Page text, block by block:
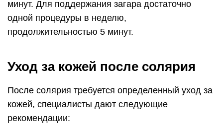
минут. Для поддержания загара достаточно
одной процедуры в неделю,
продолжительностью 5 минут.
Уход за кожей после солярия
После солярия требуется определенный уход за
кожей, специалисты дают следующие
рекомендации: